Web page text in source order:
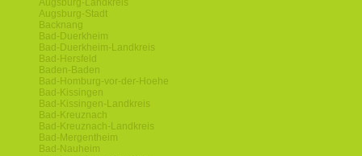
Augsburg-Landkreis
Augsburg-Stadt
Backnang
Bad-Duerkheim
Bad-Duerkheim-Landkreis
Bad-Hersfeld
Baden-Baden
Bad-Homburg-vor-der-Hoehe
Bad-Kissingen
Bad-Kissingen-Landkreis
Bad-Kreuznach
Bad-Kreuznach-Landkreis
Bad-Mergentheim
Bad-Nauheim